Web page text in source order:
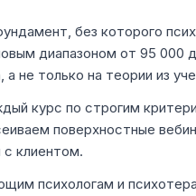
без которого
диапазоном от 95
не только на теории из
курс по строгим
поверхностные
клиентом.
психологам и